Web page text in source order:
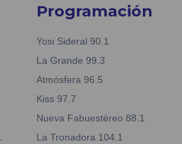
Programación
Yosi Sideral 90.1
La Grande 99.3
Atmósfera 96.5
Kiss 97.7
Nueva Fabuestéreo 88.1
La Tronadora 104.1